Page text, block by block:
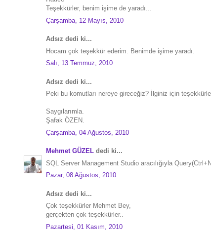
Teşekkürler, benim işime de yaradı...
Çarşamba, 12 Mayıs, 2010
Adsız dedi ki...
Hocam çok teşekkür ederim. Benimde işime yaradı.
Salı, 13 Temmuz, 2010
Adsız dedi ki...
Peki bu komutları nereye gireceğiz? İlginiz için
Saygılarımla.
Şafak ÖZEN.
Çarşamba, 04 Ağustos, 2010
Mehmet GÜZEL dedi ki...
SQL Server Management Studio aracılığıyla
Pazar, 08 Ağustos, 2010
Adsız dedi ki...
Çok teşekkürler Mehmet Bey,
gerçekten çok teşekkürler..
Pazartesi, 01 Kasım, 2010